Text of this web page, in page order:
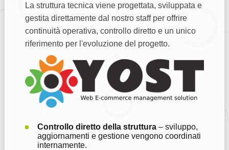
La struttura tecnica viene progettata, sviluppata e
gestita direttamente dal nostro staff per offrire
continuità operativa, controllo diretto e un unico
riferimento per l'evoluzione del progetto.
Controllo diretto della struttura– sviluppo,
aggiornamenti e gestione vengono coordinati
internamente.